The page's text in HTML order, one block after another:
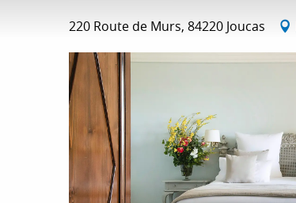
220 Route de Murs, 84220 Joucas